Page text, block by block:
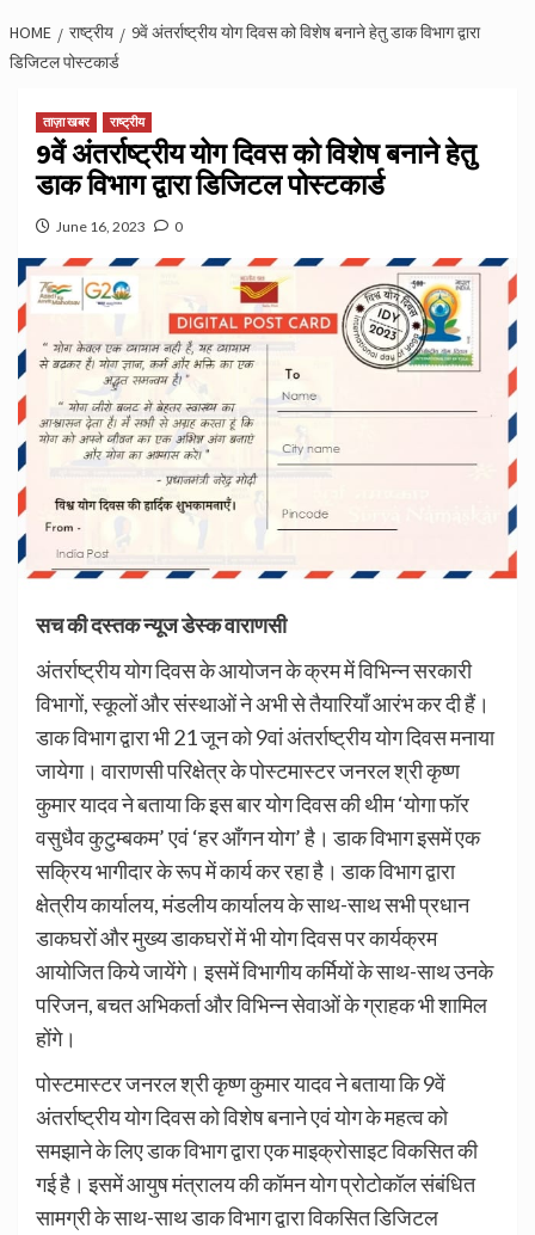
HOME राष्ट्रीय
9वें अंतर्राष्ट्रीय योग दिवस को विशेष बनाने हेतु डाक विभाग द्वारा
डिजिटल पोस्टकार्ड
ताज़ा खबर राष्ट्रीय
9वें अंतर्राष्ट्रीय योग दिवस को विशेष बनाने हेतु
डाक विभाग द्वारा डिजिटल पोस्टकार्ड
June 16, 2023 0
सच की दस्तक न्यूज डेस्क वाराणसी
अंतर्राष्ट्रीय योग दिवस के आयोजन के क्रम में विभिन्न सरकारी
विभागों, स्कूलों और संस्थाओं ने अभी से तैयारियाँ आरंभ कर दी हैं।
डाक विभाग द्वारा भी 21 जून को 9वां अंतर्राष्ट्रीय योग दिवस मनाया
जायेगा। वाराणसी परिक्षेत्र के पोस्टमास्टर जनरल श्री कृष्ण
कुमार यादव ने बताया कि इस बार योग दिवस की थीम ‘योगा फॉर
वसुधैव कुटुम्बकम’ एवं ‘हर आँगन योग’ है। डाक विभाग इसमें एक
सक्रिय भागीदार के रूप में कार्य कर रहा है। डाक विभाग द्वारा
क्षेत्रीय कार्यालय, मंडलीय कार्यालय के साथ-साथ सभी प्रधान
डाकघरों और मुख्य डाकघरों में भी योग दिवस पर कार्यक्रम
आयोजित किये जायेंगे। इसमें विभागीय कर्मियों के साथ-साथ उनके
परिजन, बचत अभिकर्ता और विभिन्न सेवाओं के ग्राहक भी शामिल
होंगे।
पोस्टमास्टर जनरल श्री कृष्ण कुमार यादव ने बताया कि 9वें
अंतर्राष्ट्रीय योग दिवस को विशेष बनाने एवं योग के महत्व को
समझाने के लिए डाक विभाग द्वारा एक माइक्रोसाइट विकसित की
गई है। इसमें आयुष मंत्रालय की कॉमन योग प्रोटोकॉल संबंधित
सामग्री के साथ-साथ डाक विभाग द्वारा विकसित डिजिटल